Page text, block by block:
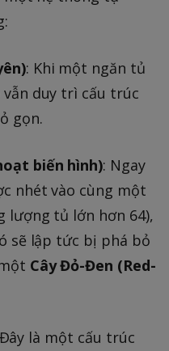
: Khi một ngăn tủ
duy trì cấu trúc
gọn.
biến hình): Ngay
nhét vào cùng một
lượng tủ lớn hơn 64),
sẽ lập tức bị phá bỏ
Cây Đỏ-Đen (Red-
là một cấu trúc